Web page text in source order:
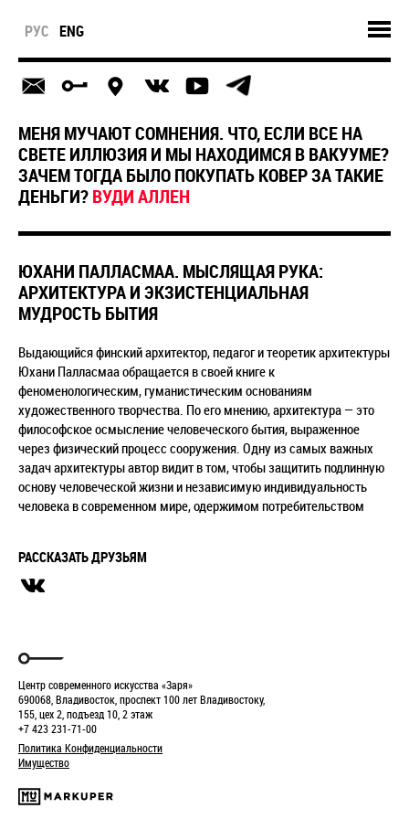
РУС ENG
МЕНЯ МУЧАЮТ СОМНЕНИЯ. ЧТО, ЕСЛИ ВСЕ НА
СВЕТЕ ИЛЛЮЗИЯ И МЫ НАХОДИМСЯ В ВАКУУМЕ?
ЗАЧЕМ ТОГДА БЫЛО ПОКУПАТЬ КОВЕР ЗА ТАКИЕ
ДЕНЬГИ?ВУДИ АЛЛЕН
ЮХАНИ ПАЛЛАСМАА. МЫСЛЯЩАЯ РУКА:
АРХИТЕКТУРА И ЭКЗИСТЕНЦИАЛЬНАЯ
МУДРОСТЬ БЫТИЯ
Выдающийся финский архитектор, педагог и теоретик архитектуры
Юхани Палласмаа обращается в своей книге к
феноменологическим, гуманистическим основаниям
художественного творчества. По его мнению, архитектура — это
философское осмысление человеческого бытия, выраженное
через физический процесс сооружения. Одну из самых важных
задач архитектуры автор видит в том, чтобы защитить подлинную
основу человеческой жизни и независимую индивидуальность
человека в современном мире, одержимом потребительством
РАССКАЗАТЬ ДРУЗЬЯМ
Центр современного искусства «Заря»
690068, Владивосток, проспект 100 лет Владивостоку,
155, цех 2, подъезд 10, 2 этаж
+7 423 231-71-00
Политика Конфиденциальности
Имущество